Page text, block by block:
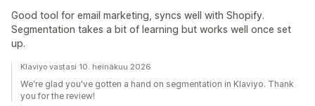
Good tool for email marketing, syncs well with Shopify.
Segmentation takes a bit of learning but works well once set
up.
Klaviyo vastasi 10. heinäkuu 2026
We're glad you've gotten a hand on segmentation in Klaviyo. Thank
you for the review!